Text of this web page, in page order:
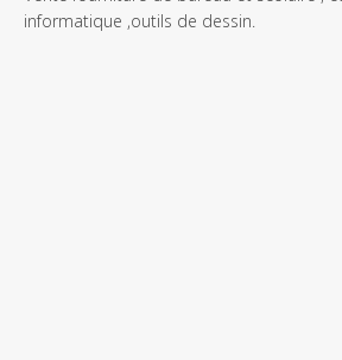
informatique ,outils de dessin.